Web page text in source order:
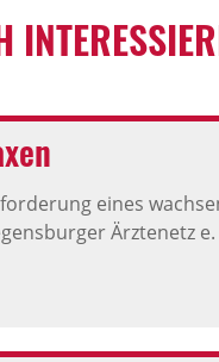
eines
Ärztenetz